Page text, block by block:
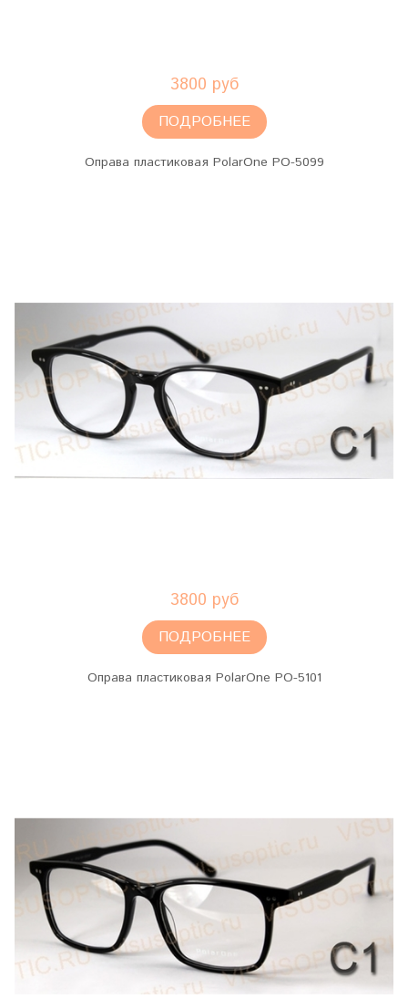
3800 руб
ПОДРОБНЕЕ
Оправа пластиковая PolarOne PO-5099
3800 руб
ПОДРОБНЕЕ
Оправа пластиковая PolarOne PO-5101